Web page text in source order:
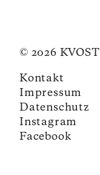
© 2026 KVOST
Kontakt
Impressum
Datenschutz
Instagram
Facebook